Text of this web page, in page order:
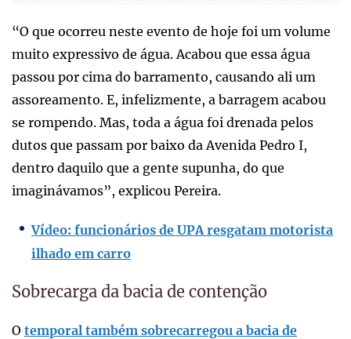
“O que ocorreu neste evento de hoje foi um volume
muito expressivo de água. Acabou que essa água
passou por cima do barramento, causando ali um
assoreamento. E, infelizmente, a barragem acabou
se rompendo. Mas, toda a água foi drenada pelos
dutos que passam por baixo da Avenida Pedro I,
dentro daquilo que a gente supunha, do que
imaginávamos”, explicou Pereira.
Vídeo: funcionários de UPA resgatam motorista
ilhado em carro
Sobrecarga da bacia de contenção
O temporal também sobrecarregou a bacia de